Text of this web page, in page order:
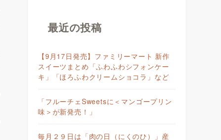
最近の投稿
【9月17日発売】ファミリーマート 新作
スイーツまとめ「ふわふわシフォンケー
キ」「ほろふわクリームショコラ」など
「フルーチェSweetsに＜マンゴープリン
味＞が新発売！」
毎月２９日は「肉の日（にくのひ）」産